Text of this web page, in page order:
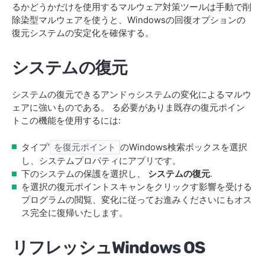
るかどうかだけを使用するマルウェア対策ツールは手動で削
除染型マルウェアを使うと、Windowsの回復オプションの
復元システムの安定化を確保する。
システムの復元
システムの復元できるアンドゥシステムの変化によるマルウ
ェアに強いものである。 る必要がありま既存の復元ポイン
トこの機能を使用するには:
タイプ’ を復元ポイント のWindows検索ボックスを選択
し、システムプロパティにアプリです。
下のシステムの保護を選択し、 システムの復元.
を選択の復元ポイントスキャンをクリックす影響を受ける
プログラムの閲覧、変化に従ってお進みくださいにもオス
ス完全に復帰いたします。
リフレッシュWindows OS